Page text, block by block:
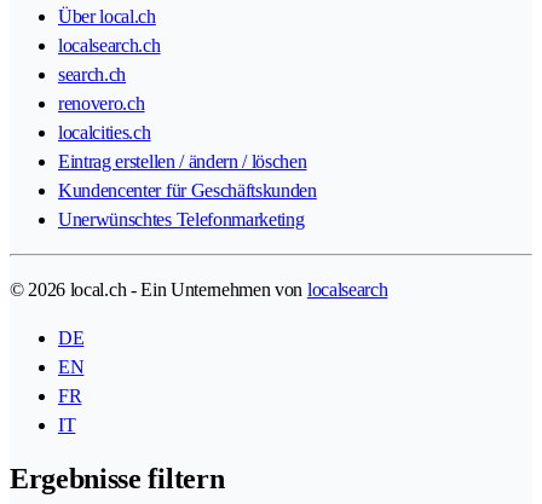
Über local.ch
localsearch.ch
search.ch
renovero.ch
localcities.ch
Eintrag erstellen / ändern / löschen
Kundencenter für Geschäftskunden
Unerwünschtes Telefonmarketing
© 2026 local.ch - Ein Unternehmen von localsearch
DE
EN
FR
IT
Ergebnisse filtern